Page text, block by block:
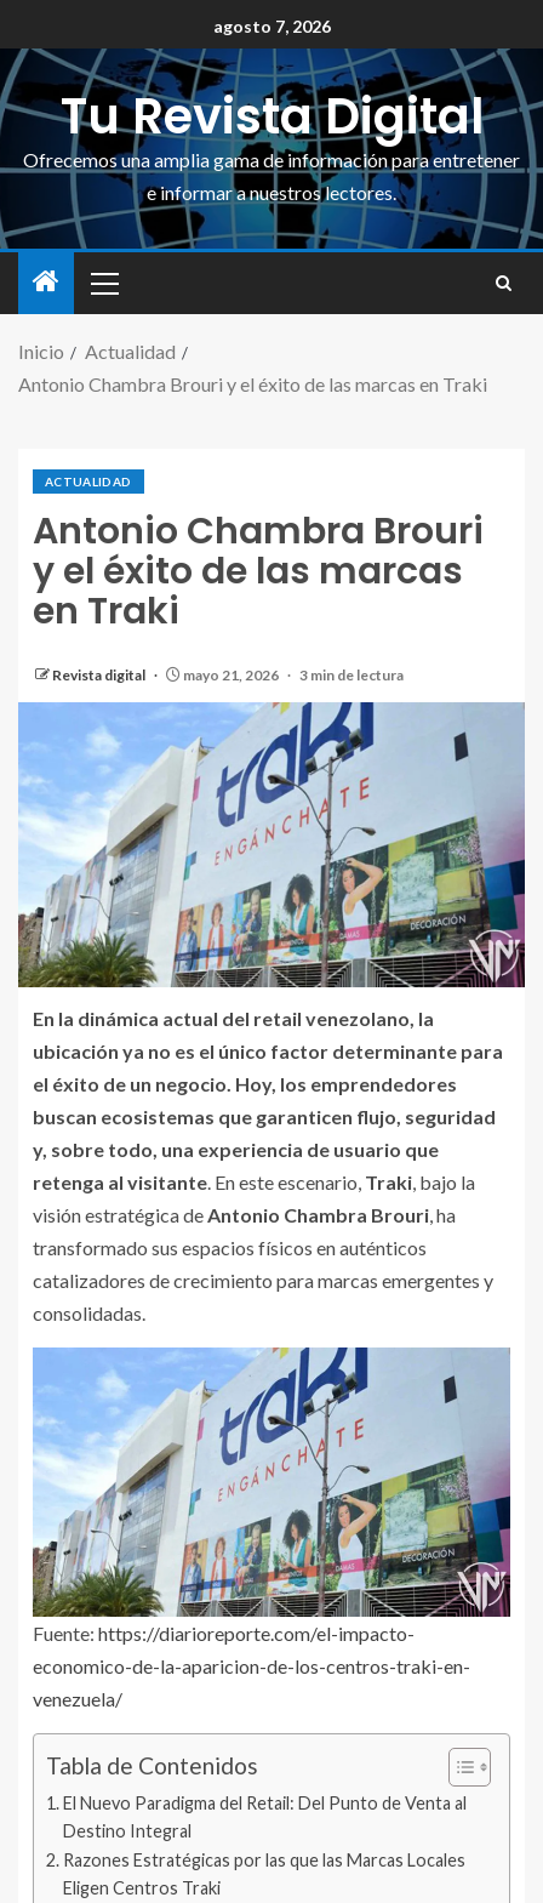
agosto 7, 2026
Tu Revista Digital
Ofrecemos una amplia gama de información para entretener
e informar a nuestros lectores.
Inicio
Actualidad
Antonio Chambra Brouri y el éxito de las marcas en Traki
ACTUALIDAD
Antonio Chambra Brouri
y el éxito de las marcas
en Traki
Revista digital mayo 21, 2026 3 min de lectura
En la dinámica actual del retail venezolano, la
ubicación ya no es el único factor determinante para
el éxito de un negocio. Hoy, los emprendedores
buscan ecosistemas que garanticen flujo, seguridad
y, sobre todo, una experiencia de usuario que
retenga al visitante. En este escenario, Traki, bajo la
visión estratégica deAntonio Chambra Brouri, ha
transformado sus espacios físicos en auténticos
catalizadores de crecimiento para marcas emergentes y
consolidadas.
Fuente: https://diarioreporte.com/el-impacto-
economico-de-la-aparicion-de-los-centros-traki-en-
venezuela/
Tabla de Contenidos
El Nuevo Paradigma del Retail: Del Punto de Venta al
Destino Integral
Razones Estratégicas por las que las Marcas Locales
Eligen Centros Traki